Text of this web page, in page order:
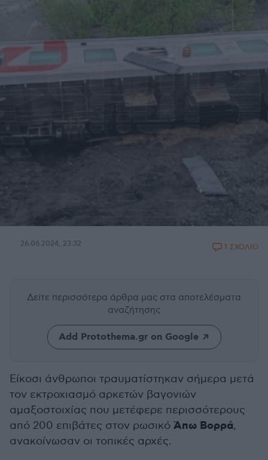
26.06.2024, 23:32 1 ΣΧΟΛΙΟ
Δείτε περισσότερα άρθρα μας στα αποτελέσματα
αναζήτησης
Add Protothema.gr on Google
Είκοσι άνθρωποι τραυματίστηκαν σήμερα μετά
τον εκτροχιασμό αρκετών βαγονιών
αμαξοστοιχίας που μετέφερε περισσότερους
από 200 επιβάτες στον ρωσικό Άπω Βορρά,
ανακοίνωσαν οι τοπικές αρχές.